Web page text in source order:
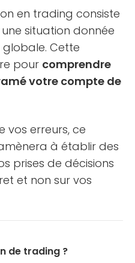
en trading consiste
situation donnée
globale. Cette
pour comprendre
votre compte de
vos erreurs, ce
à établir des
prises de décisions
et non sur vos
de trading ?